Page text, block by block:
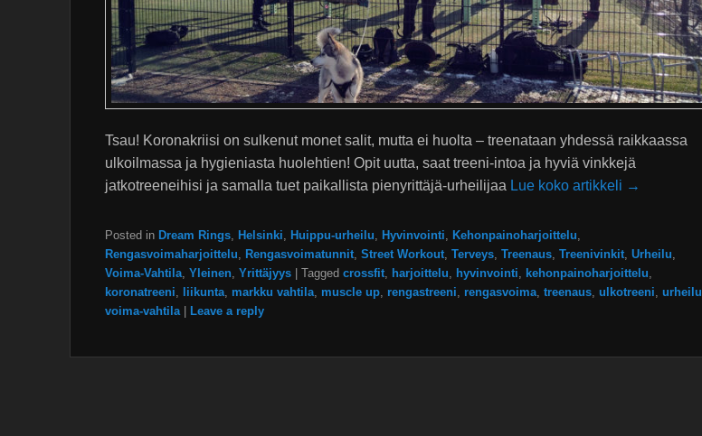
Tsau! Koronakriisi on sulkenut monet salit, mutta ei huolta – treenataan yhdessä raikkaassa
ulkoilmassa ja hygieniasta huolehtien! Opit uutta, saat treeni-intoa ja hyviä vinkkejä
jatkotreeneihisi ja samalla tuet paikallista pienyrittäjä-urheilijaa Lue koko artikkeli →
Posted in Dream Rings Helsinki Huippu-urheilu Hyvinvointi Kehonpainoharjoittelu
Rengasvoimaharjoittelu
Rengasvoimatunnit Street Workout Terveys Treenaus Treenivinkit Urheilu
Voima-Vahtila Yleinen Yrittäjyys Tagged crossfit harjoittelu hyvinvointi kehonpainoharjoittelu
koronatreeni
liikunta markku vahtila muscle up rengastreeni rengasvoima treenaus ulkotreeni urheilu
voima-vahtila
Leave a reply